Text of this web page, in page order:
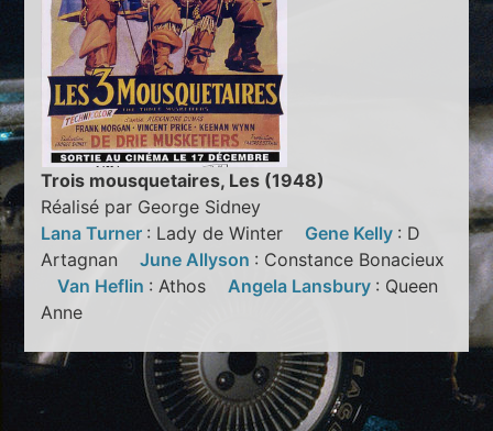
Trois mousquetaires, Les (1948)
Réalisé par George Sidney
Lana Turner : Lady de Winter Gene Kelly : D
ArtagnanJune Allyson : Constance Bonacieux
Van Heflin : AthosAngela Lansbury : Queen
Anne